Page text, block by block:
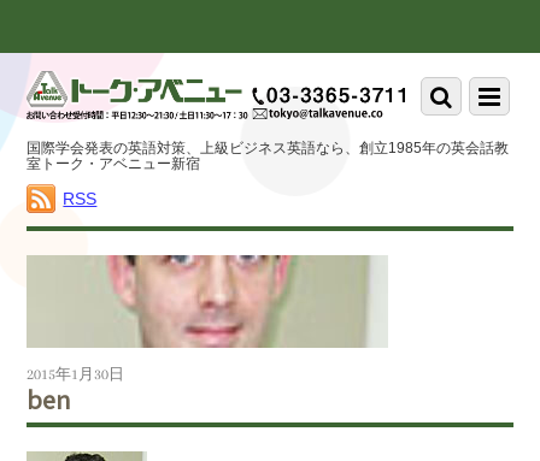
down
content
国際学会発表の英語対策、上級ビジネス英語なら、創立1985年の英会話教
室トーク・アベニュー新宿
RSS
Menu
Scroll
down
to
2015年1月30日
ben